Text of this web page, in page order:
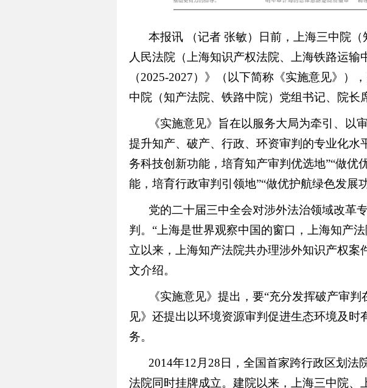
本报讯 （记者 张敏）日前，上海三中院
人民法院（上海知识产权法院、上海铁路运输
（2025-2027）》（以下简称《实施意见》
中院（知产法院、铁路中院）党组书记、院长
《实施意见》旨在以服务大局为牵引、
提升知产、破产、行政、环资审判的专业化水
务科技创新功能，培育知产审判优选地”“做优
能，培育行政审判引领地”“做优护航绿色发展
党的二十届三中全会对涉外法治领域改革
判。 “上海是世界观察中国的窗口，上海知产
立以来，上海知产法院共办理涉外知识产权
文介绍。
《实施意见》提出，要“充分发挥破产审判
见》还提出以环境资源审判促进生态环境及
务。
2014年12月28日，全国首家跨行政区划
法院同时挂牌成立。建院以来，上海三中院